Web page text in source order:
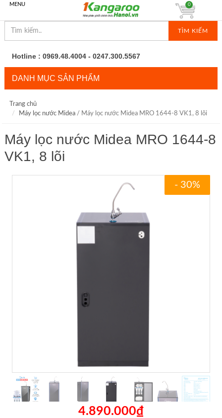
MENU
TÌM KIẾM
0
Hotline : 0969.48.4004 - 0247.300.5567
DANH MỤC SẢN PHẨM
Trang chủ
Máy lọc nước Midea/ Máy lọc nước Midea MRO 1644-8 VK1, 8 lõi
Máy lọc nước Midea MRO 1644-8
VK1, 8 lõi
- 30%
4.890.000₫